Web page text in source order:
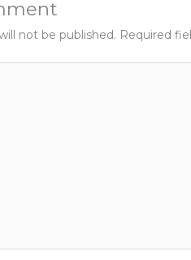
not be published. Required